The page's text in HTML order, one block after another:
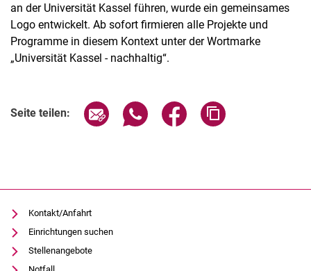
an der Universität Kassel führen, wurde ein gemeinsames
Logo entwickelt. Ab sofort firmieren alle Projekte und
Programme in diesem Kontext unter der Wortmarke
„Universität Kassel - nachhaltig“.
Seite teilen: Seite über E-Mail teilen
Seite über WhatsApp teilen
Seite über Facebook
Kontakt/Anfahrt
Einrichtungen suchen
Stellenangebote